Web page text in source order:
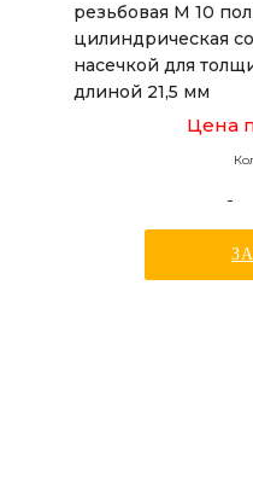
резьбовая М 10
цилиндрическая
насечкой для
длиной 21,5 мм
Цена
-